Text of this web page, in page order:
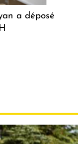
a déposé